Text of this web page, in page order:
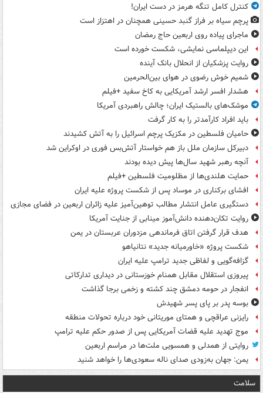
کنترل کامل تنگه هرمز در دست ایران!
پرچم سیاه بر فراز گنبد حسینی همچنان در اهتزاز است
ماجرای پیاده روی اربعین حاج رمضان
این دیپلماسی نمایشی، شکست خورده است
روایت پزشکیان از انحلال بانک آینده
شمیم خوش رضوی در هوای بین‌الحرمین
هشدار افسر ارشد آمریکایی به کاخ سفید +فیلم
موشک‌های بالستیک ایران؛ چالش راهبردی آمریکا
باید افراد کارآمدتر را به کار گرفت
حامیان فلسطین در مکزیک پرچم اسرائیل را به آتش کشیدند
دبیرکل سازمان ملل باز هم خواستار آتش‌بس فوری در اوکراین شد
آنچه رهبر شهید سال‌ها پیش دیده بودند
حمایت هلندی‌ها از مظلومیت فلسطین +فیلم
افشای برکناری در موساد پس از شکست پروژه علیه ایران
دستگیری عامل انتشار مطالب توهین‌آمیز علیه زائران اربعین در فضای مجازی
روایت تکان‌دهنده دانش‌آموز مینابی از جنایت آمریکا
هدف قرار گرفتن اتاق‌ فرماندهی مزدوران عربستان در یمن
شکست پروژه «خاورمیانه جدید» نتانیاهو
گزافه‌گویی و لفاظی جدید ترامپ علیه ایران
پیروزی استقلال مقابل همنام خوزستانی در دیداری تدارکاتی
انفجار در حومه دمشق چند کشته و زخمی برجا گذاشت
بوسه‌ پدر بر پای پسر شهیدش
رایزنی عراقچی و همتای موریتانی خود درباره تحولات منطقه
موج تهدید علیه قضات آمریکایی پس از صدور حکم علیه ترامپ
روایتی از همدلی و همسویی ملت‌ها در مراسم اربعین
یمن: جهان به‌زودی صدای ناله سعودی‌ها را خواهد شنید
سلامت